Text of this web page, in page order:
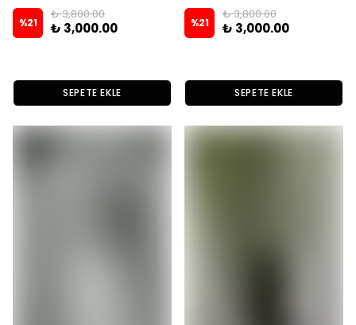
%21
₺ 3,800.00
₺ 3,000.00
SEPETE EKLE
%21
₺ 3,800.00
₺ 3,000.00
SEPETE EKLE